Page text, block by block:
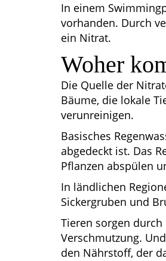
In einem
vorhanden. Durch
ein Nitrat.
Woher
Die Quelle der
Bäume, die lokale
verunreinigen.
Basisches
abgedeckt ist. Das
Pflanzen abspülen
In ländlichen
Sickergruben und
Tieren sorgen
Verschmutzung.
den Nährstoff, der